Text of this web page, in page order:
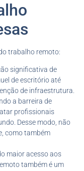
trabalho remoto:
significativa de
de escritório até
de infraestrutura.
a barreira de
profissionais
Desse modo, não
como também
maior acesso aos
também é um